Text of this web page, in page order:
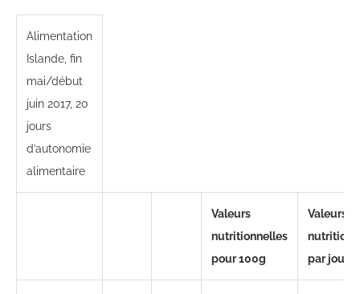
Alimentation
Islande, fin
mai/début
juin 2017, 20
jours
d’autonomie
alimentaire
Valeurs
nutritionnelles
pour 100g
Valeurs
par jour